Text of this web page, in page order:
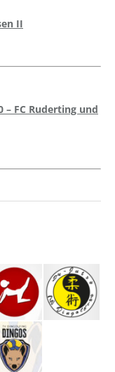
II
– FC Ruderting und